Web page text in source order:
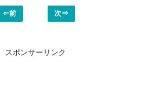
⇐前 次⇒
スポンサーリンク